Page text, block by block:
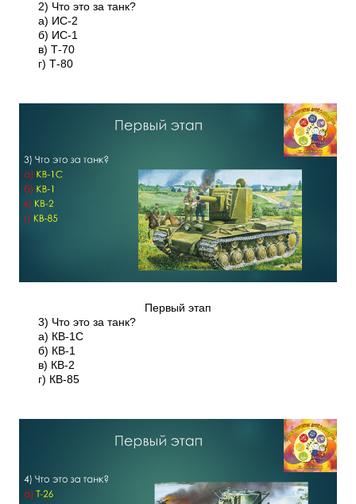
2) Что это за танк?
а) ИС-2
б) ИС-1
в) Т-70
г) Т-80
Первый этап
3) Что это за танк?
а) КВ-1С
б) КВ-1
в) КВ-2
г) КВ-85